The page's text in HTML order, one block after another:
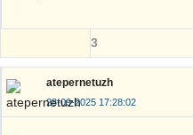
3
atepernetuzh
28-09-2025 17:28:02